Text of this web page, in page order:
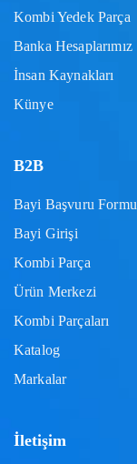
Kombi Yedek Parça
Banka Hesaplarımız
İnsan Kaynakları
Künye
B2B
Bayi Başvuru Formu
Bayi Girişi
Kombi Parça
Ürün Merkezi
Kombi Parçaları
Katalog
Markalar
İletişim